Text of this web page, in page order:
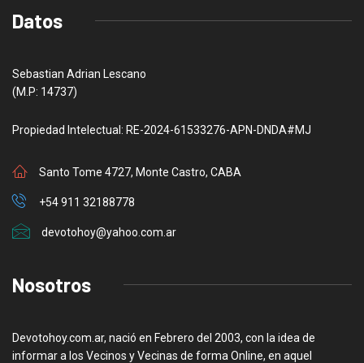
Datos
Sebastian Adrian Lescano
(M.P: 14737)
Propiedad Intelectual: RE-2024-61533276-APN-DNDA#MJ
Santo Tome 4727, Monte Castro, CABA
+54 911 32188778
devotohoy@yahoo.com.ar
Nosotros
Devotohoy.com.ar, nació en Febrero del 2003, con la idea de
informar a los Vecinos y Vecinas de forma Online, en aquel